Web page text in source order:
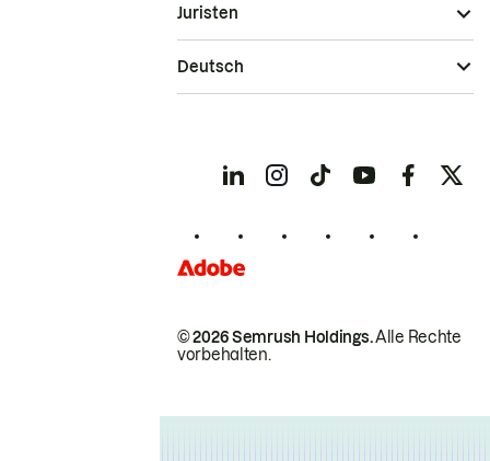
© 2026 Semrush Holdings.Alle Rechte
vorbehalten.
Juristen
Deutsch